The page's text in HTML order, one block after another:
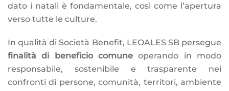
dato i natali è fondamentale, così come l’apertura
verso tutte le culture.
In qualità di Società Benefit, LEOALES SB persegue
finalità di beneficio comune operando in modo
responsabile, sostenibile e trasparente nei
confronti di persone, comunità, territori, ambiente